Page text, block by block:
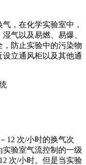
，在化学实验室中，
气以及易燃、易爆、
防止实验中的污染物
立通风柜以及其他通
12 次/小时的换气次
验室气流控制的一级
次/小时。但是当实验